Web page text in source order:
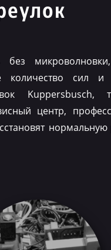
количество сил
Kuppersbusch,
центр,